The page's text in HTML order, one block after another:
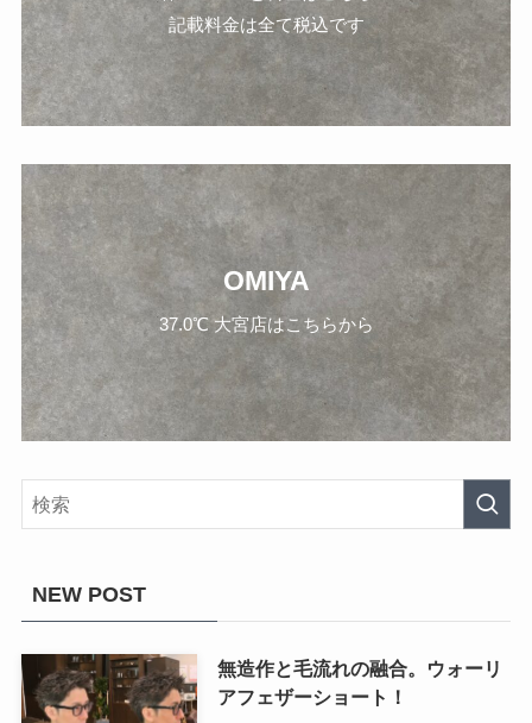
記載料金は全て税込です
OMIYA
37.0℃ 大宮店はこちらから
NEW POST
無造作と毛流れの融合。ウォーリ
アフェザーショート！